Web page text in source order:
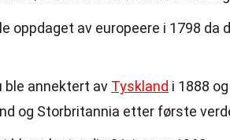
oppdaget av europeere i 1798
ble annektert av Tyskland i 1888
og Storbritannia etter første